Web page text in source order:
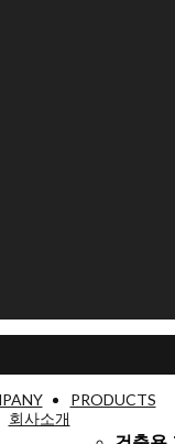
회사소개
PRODUCTS